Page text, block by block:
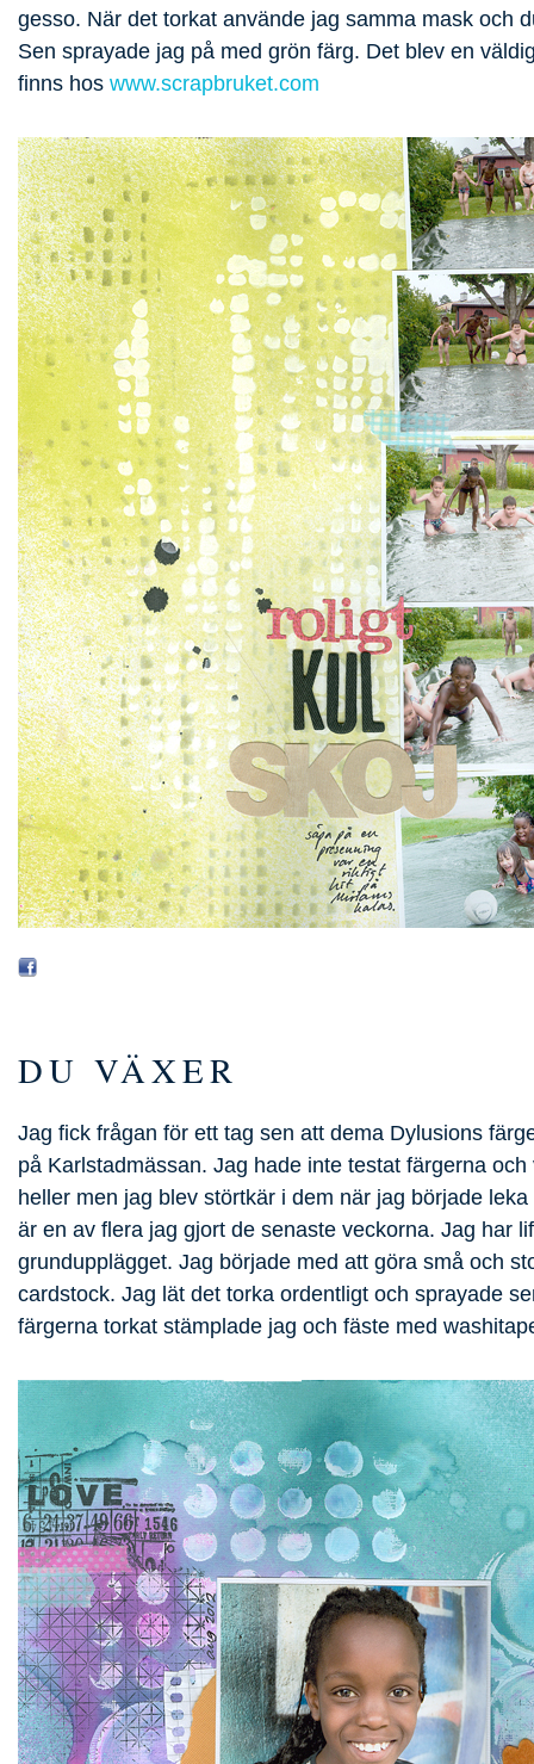
gesso. När det torkat använde jag samma mask och
Sen sprayade jag på med grön färg. Det blev en
finns hos www.scrapbruket.com
DU VÄXER
Jag fick frågan för ett tag sen att dema Dylusions
på Karlstadmässan. Jag hade inte testat färgerna
heller men jag blev störtkär i dem när jag började
är en av flera jag gjort de senaste veckorna. Jag har
grundupplägget. Jag började med att göra små och
cardstock. Jag lät det torka ordentligt och sprayade
färgerna torkat stämplade jag och fäste med